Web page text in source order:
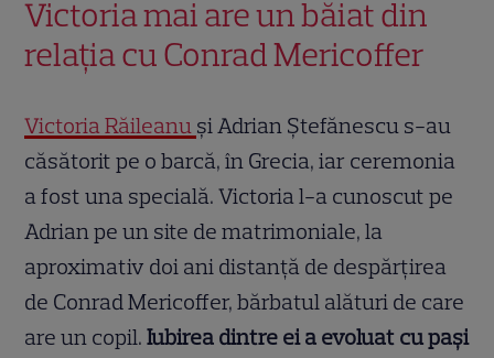
Victoria mai are un băiat din
relația cu Conrad Mericoffer
Victoria Răileanu și Adrian Ștefănescu s-au
căsătorit pe o barcă, în Grecia, iar ceremonia
a fost una specială. Victoria l-a cunoscut pe
Adrian pe un site de matrimoniale, la
aproximativ doi ani distanță de despărțirea
de Conrad Mericoffer, bărbatul alături de care
are un copil. Iubirea dintre ei a evoluat cu pași